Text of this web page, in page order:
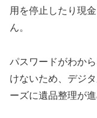
用を停止したり現
ん。
パスワードがわか
けないため、デジ
ーズに遺品整理が